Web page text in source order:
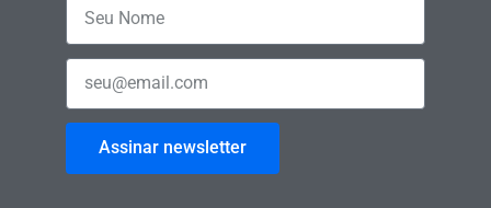
Assinar newsletter